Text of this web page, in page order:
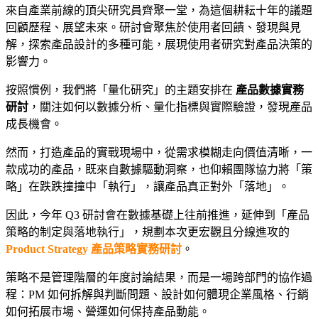
來自產業前線的頂尖研究員齊聚一堂，為這個耕耘十年的議題
回顧歷程、展望未來。研討會聚焦於使用者回饋、發現與見
解，探索產品設計的多種可能，展現使用者研究對產品決策的
影響力。
按照慣例，我們將「量化研究」的主題安排在 產品數據實務
研討 ，關注如何以數據分析、量化指標與實際驗證，發現產品
成長機會。
然而，打造產品的實戰現場中，從需求模糊走向價值清晰，一
款成功的產品，既來自數據驅動洞察，也仰賴團隊協力將「策
略」在跌跌撞撞中「執行」，讓產品真正對外「落地」。
因此，今年 Q3 研討會在數據基礎上往前推進，延伸到「產品
策略的制定與落地執行」，規劃本次更宏觀且分線進攻的
Product Strategy 產品策略實務研討 。
策略不是管理階層的年度討論結果，而是一場跨部門的協作過
程：PM 如何拆解與判斷問題、設計如何體現企業風格、行銷
如何拓展市場、營運如何保持產品動能。